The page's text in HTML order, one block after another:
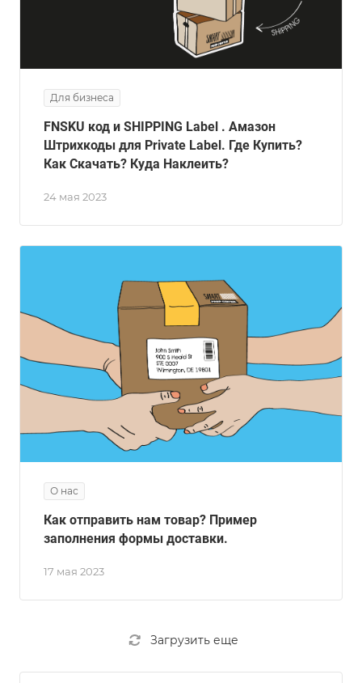
Для бизнеса
24 мая 2023
FNSKU код и SHIPPING Label . Амазон
Штрихкоды для Private Label. Где Купить?
Как Скачать? Куда Наклеить?
О нас
17 мая 2023
Как отправить нам товар? Пример
заполнения формы доставки.
Загрузить еще